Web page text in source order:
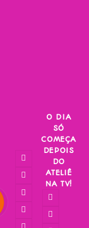
O DIA
SÓ
COMEÇA
DEPOIS
DO
ATELIÊ
NA TV!